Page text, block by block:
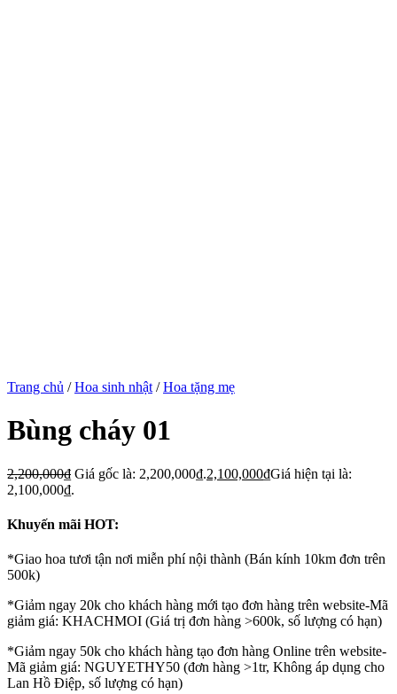
Trang chủ / Hoa sinh nhật / Hoa tặng mẹ
Bùng cháy 01
2,200,000₫ Giá gốc là: 2,200,000₫.2,100,000₫Giá hiện tại là:
2,100,000₫.
Khuyến mãi HOT:
*Giao hoa tươi tận nơi miễn phí nội thành (Bán kính 10km đơn trên
500k)
*Giảm ngay 20k cho khách hàng mới tạo đơn hàng trên website-Mã
giảm giá: KHACHMOI (Giá trị đơn hàng >600k, số lượng có hạn)
*Giảm ngay 50k cho khách hàng tạo đơn hàng Online trên website-
Mã giảm giá: NGUYETHY50 (đơn hàng >1tr, Không áp dụng cho
Lan Hồ Điệp, số lượng có hạn)